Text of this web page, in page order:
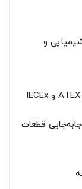
و
قطعات